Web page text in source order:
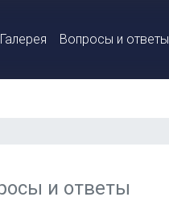
Галерея Вопросы и ответы
и ответы